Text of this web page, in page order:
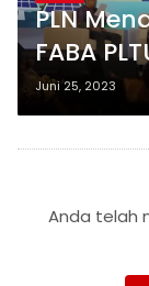
PLN
FABA
Industri
Emisi
Juni 25, 2023
Anda telah